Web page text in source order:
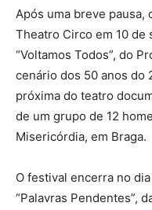
Após uma breve pausa,
Theatro Circo em 10 de
“Voltamos Todos”, do
cenário dos 50 anos do
próxima do teatro
de um grupo de 12
Misericórdia, em Braga.
O festival encerra no
“Palavras Pendentes”,